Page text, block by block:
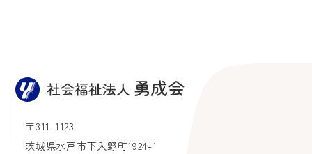
〒311-1123
茨城県水戸市下入野町1924-1